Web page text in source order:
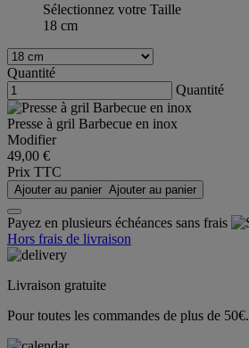
Sélectionnez votre Taille
18 cm
Quantité
Quantité
Presse à gril Barbecue en inox
Modifier
49,00 €
Prix TTC
Ajouter au panier Ajouter au panier
Payez en plusieurs échéances sans frais
Hors frais de livraison
Livraison gratuite
Pour toutes les commandes de plus de 50€.